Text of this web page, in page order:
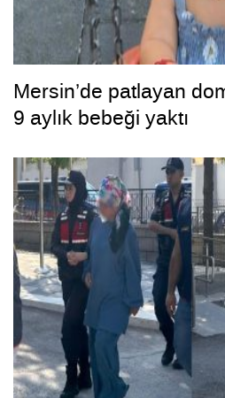
Mersin’de patlayan
9 aylık bebeği yaktı